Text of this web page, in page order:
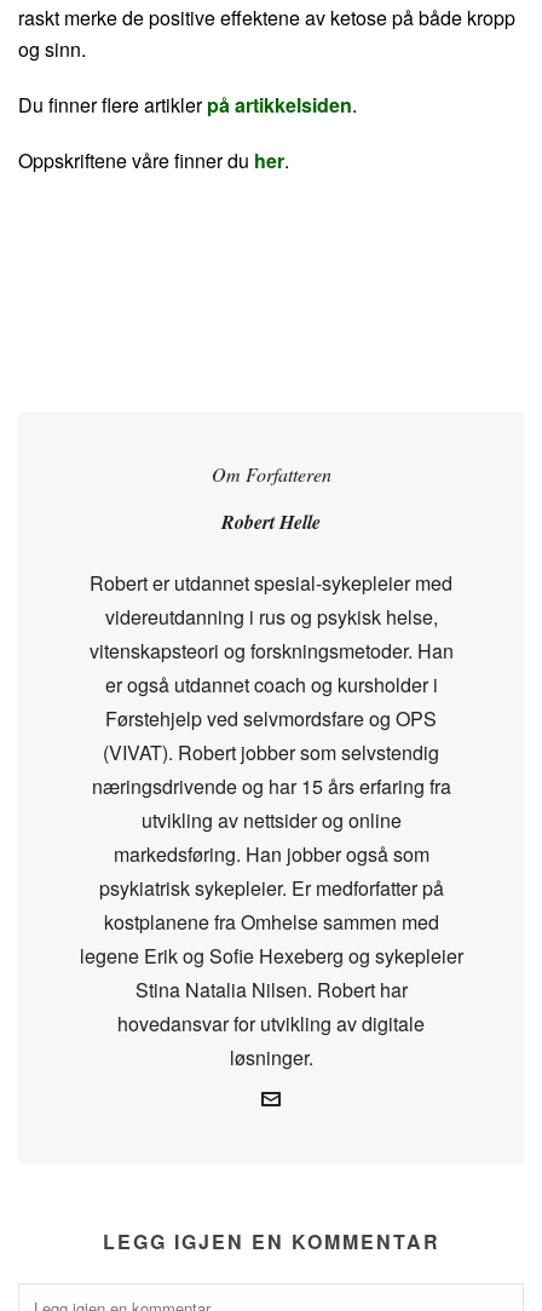
raskt merke de positive effektene av ketose på både kropp
og sinn.
Du finner flere artiklerpå artikkelsiden.
Oppskriftene våre finner du her.
Om Forfatteren
Robert Helle
Robert er utdannet spesial-sykepleier med
videreutdanning i rus og psykisk helse,
vitenskapsteori og forskningsmetoder. Han
er også utdannet coach og kursholder i
Førstehjelp ved selvmordsfare og OPS
(VIVAT). Robert jobber som selvstendig
næringsdrivende og har 15 års erfaring fra
utvikling av nettsider og online
markedsføring. Han jobber også som
psykiatrisk sykepleier. Er medforfatter på
kostplanene fra Omhelse sammen med
legene Erik og Sofie Hexeberg og sykepleier
Stina Natalia Nilsen. Robert har
hovedansvar for utvikling av digitale
løsninger.
LEGG IGJEN EN KOMMENTAR